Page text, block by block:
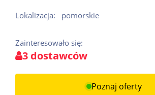
Lokalizacja: pomorskie
Zainteresowało się:
3 dostawców
Poznaj oferty